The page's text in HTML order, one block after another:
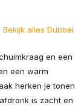
Bekijk alles Dubbel
en een
een warm
herken je tonen
is zacht en